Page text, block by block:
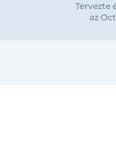
Tervezte
az